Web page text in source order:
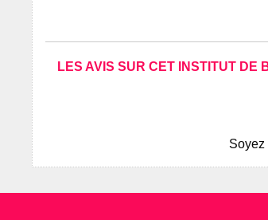
LES AVIS SUR CET INSTITUT DE
Soyez